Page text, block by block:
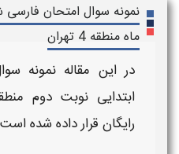
نمونه سوال امتحان
ماه منطقه 4 تهران
در این مقاله نمونه
ابتدایی نوبت دوم منطقه 4
رایگان قرار داده شده